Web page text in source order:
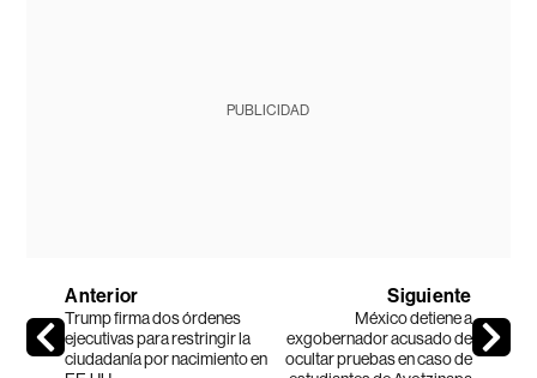
PUBLICIDAD
Anterior
Trump firma dos órdenes
ejecutivas para restringir la
ciudadanía por nacimiento en
Siguiente
México detiene a
exgobernador acusado de
ocultar pruebas en caso de